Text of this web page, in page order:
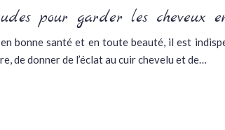
pour garder les cheveux
bonne santé et en toute beauté, il est
de donner de l’éclat au cuir chevelu et de…